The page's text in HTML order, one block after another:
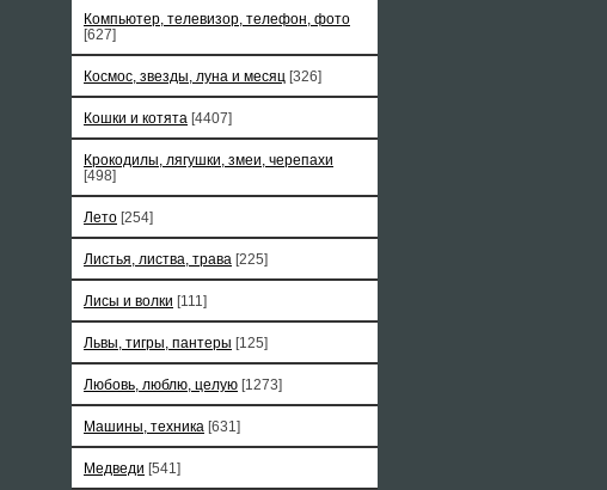
Компьютер, телевизор, телефон, фото
[627]
Космос, звезды, луна и месяц [326]
Кошки и котята [4407]
Крокодилы, лягушки, змеи, черепахи
[498]
Лето [254]
Листья, листва, трава [225]
Лисы и волки [111]
Львы, тигры, пантеры [125]
Любовь, люблю, целую [1273]
Машины, техника [631]
Медведи [541]